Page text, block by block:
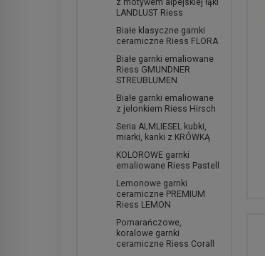
z motywem alpejskiej łąki
LANDLUST Riess
Białe klasyczne garnki
ceramiczne Riess FLORA
Białe garnki emaliowane
Riess GMUNDNER
STREUBLUMEN
Białe garnki emaliowane
z jelonkiem Riess Hirsch
Seria ALMLIESEL kubki,
miarki, kanki z KRÓWKĄ
KOLOROWE garnki
emaliowane Riess Pastell
Lemonowe garnki
ceramiczne PREMIUM
Riess LEMON
Pomarańczowe,
koralowe garnki
ceramiczne Riess Corall